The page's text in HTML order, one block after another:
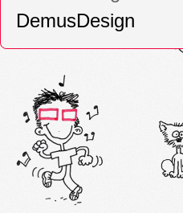
DemusDesign